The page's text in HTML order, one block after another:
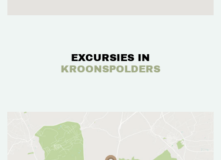
EXCURSIES IN
KROONSPOLDERS